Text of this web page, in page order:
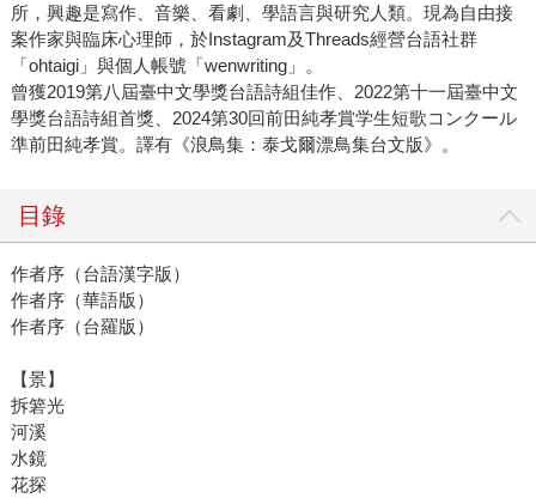
所，興趣是寫作、音樂、看劇、學語言與研究人類。現為自由接
案作家與臨床心理師，於Instagram及Threads經營台語社群
「ohtaigi」與個人帳號「wenwriting」。
曾獲2019第八屆臺中文學獎台語詩組佳作、2022第十一屆臺中文
學獎台語詩組首獎、2024第30回前田純孝賞学生短歌コンクール
準前田純孝賞。譯有《浪鳥集：泰戈爾漂鳥集台文版》。
目錄
作者序（台語漢字版）
作者序（華語版）
作者序（台羅版）
【景】
拆箬光
河溪
水鏡
花探